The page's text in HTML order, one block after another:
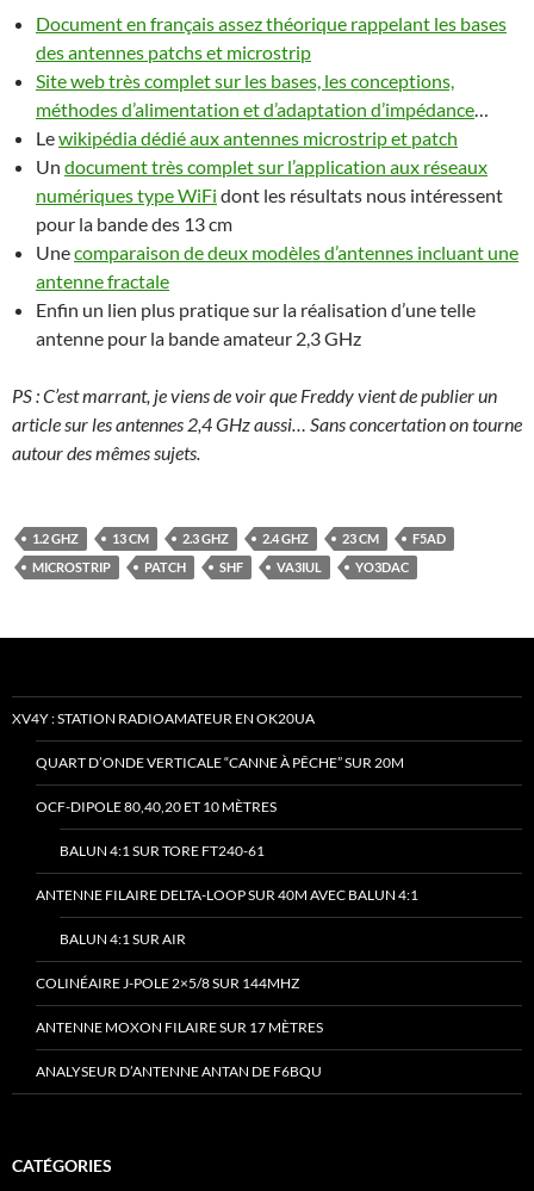
Document en français assez théorique rappelant les bases
des antennes patchs et microstrip
Site web très complet sur les bases, les conceptions,
méthodes d’alimentation et d’adaptation d’impédance
Lewikipédia dédié aux antennes microstrip et patch
Un document très complet sur l’application aux réseaux
numériques type WiFi dont les résultats nous intéressent
pour la bande des 13 cm
Unecomparaison de deux modèles d’antennes incluant une
antenne fractale
Enfin un lien plus pratique sur la réalisation d’une telle
antenne pour la bande amateur 2,3 GHz
PS : C’est marrant, je viens de voir que Freddy vient de publier un
article sur les antennes 2,4 GHz aussi… Sans concertation on tourne
autour des mêmes sujets.
1.2 GHZ 13 CM 2.3 GHZ 2.4 GHZ 23 CM
F5AD
MICROSTRIP
PATCH SHF VA3IUL YO3DAC
XV4Y : STATION RADIOAMATEUR EN OK20UA
QUART D’ONDE VERTICALE “CANNE À PÊCHE” SUR 20M
OCF-DIPOLE 80,40,20 ET 10 MÈTRES
BALUN 4:1 SUR TORE FT240-61
ANTENNE FILAIRE DELTA-LOOP SUR 40M AVEC BALUN 4:1
BALUN 4:1 SUR AIR
COLINÉAIRE J-POLE 2×5/8 SUR 144MHZ
ANTENNE MOXON FILAIRE SUR 17 MÈTRES
ANALYSEUR D’ANTENNE ANTAN DE F6BQU
CATÉGORIES